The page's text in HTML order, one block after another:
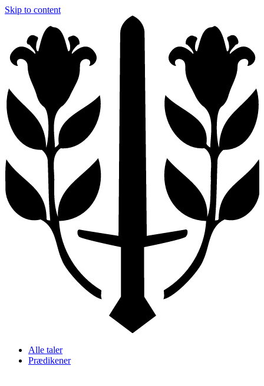
Skip to content
Alle taler
Prædikener